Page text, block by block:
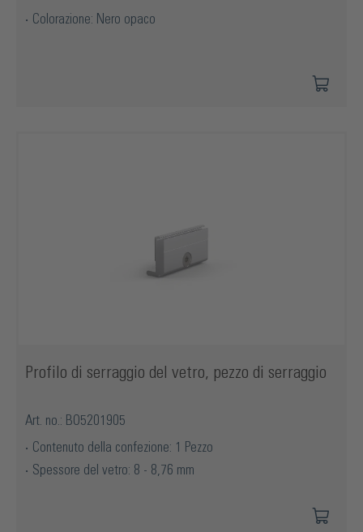
Colorazione: Nero opaco
Profilo di serraggio del vetro, pezzo di serraggio
Art. no.: BO5201905
Contenuto della confezione: 1 Pezzo
Spessore del vetro: 8 - 8,76 mm